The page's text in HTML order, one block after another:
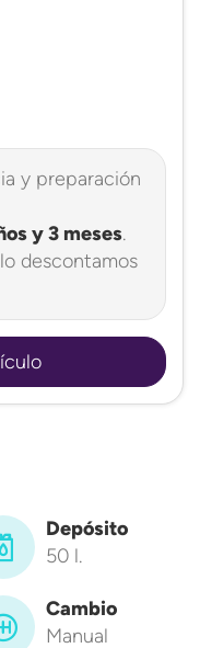
y preparación
y 3 meses.
descontamos
Depósito
50 l.
Cambio
Manual